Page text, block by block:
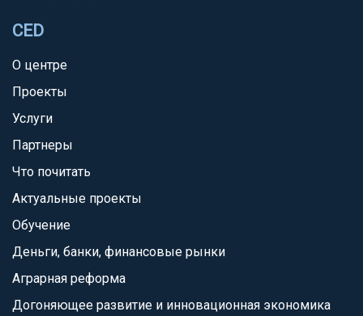
CED
О центре
Проекты
Услуги
Партнеры
Что почитать
Актуальные проекты
Обучение
Деньги, банки, финансовые рынки
Аграрная реформа
Догоняющее развитие и инновационная экономика